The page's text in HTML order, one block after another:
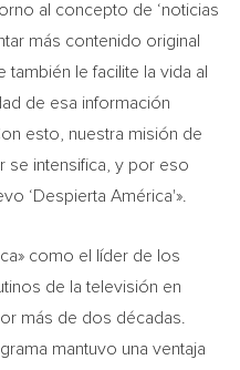
al concepto de ‘noticias
más contenido original
le facilite la vida al
de esa información
esto, nuestra misión de
se intensifica, y por eso
‘Despierta América'».
como el líder de los
de la televisión en
más de dos décadas.
mantuvo una ventaja